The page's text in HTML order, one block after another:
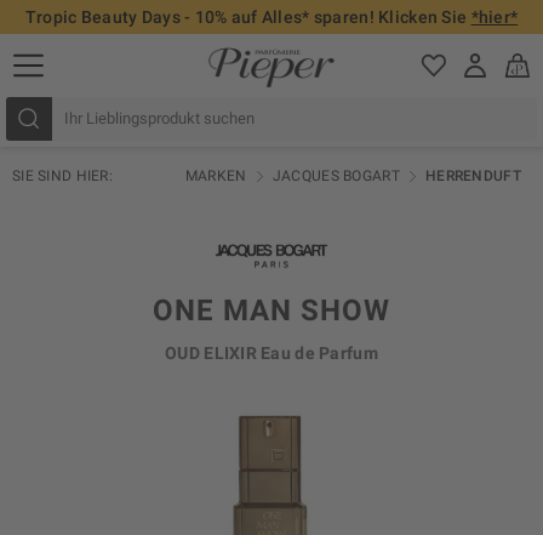
Tropic Beauty Days - 10% auf Alles* sparen! Klicken Sie *hier*
SIE SIND HIER: MARKEN JACQUES BOGART HERRENDUFT
ONE MAN SHOW
OUD ELIXIR Eau de Parfum